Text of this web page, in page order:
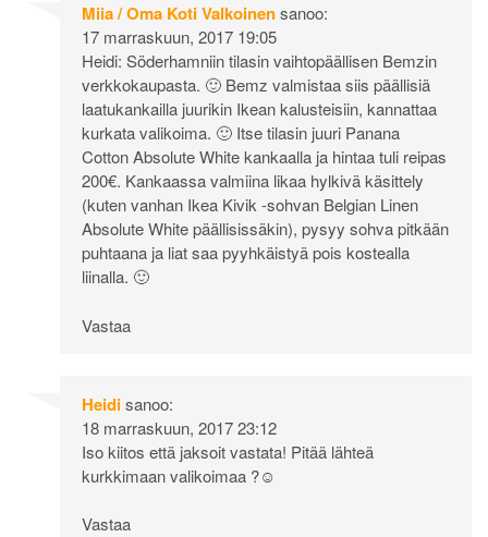
Miia / Oma Koti Valkoinensanoo:
17 marraskuun, 2017 19:05
Heidi: Söderhamniin tilasin vaihtopäällisen Bemzin
verkkokaupasta. 🙂 Bemz valmistaa siis päällisiä
laatukankailla juurikin Ikean kalusteisiin, kannattaa
kurkata valikoima. 🙂 Itse tilasin juuri Panana
Cotton Absolute White kankaalla ja hintaa tuli reipas
200€. Kankaassa valmiina likaa hylkivä käsittely
(kuten vanhan Ikea Kivik -sohvan Belgian Linen
Absolute White päällisissäkin), pysyy sohva pitkään
puhtaana ja liat saa pyyhkäistyä pois kostealla
liinalla. 🙂
Vastaa
Heidisanoo:
18 marraskuun, 2017 23:12
Iso kiitos että jaksoit vastata! Pitää lähteä
kurkkimaan valikoimaa ?☺️
Vastaa